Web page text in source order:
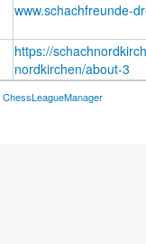
www.schachfreunde-
https://
nordkirchen/about-3
ChessLeagueManager